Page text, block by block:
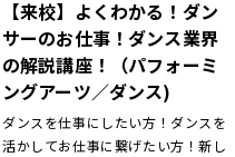
【来校】よくわかる！ダン
サーのお仕事！ダンス業界
の解説講座！（パフォーミ
ングアーツ／ダンス)
ダンスを仕事にしたい方！ダンスを
活かしてお仕事に繋げたい方！新し